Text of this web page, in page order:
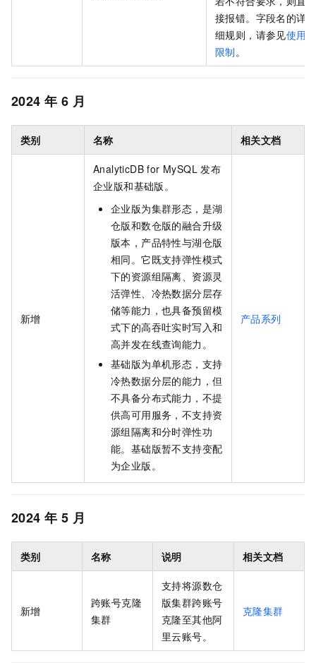
接报错。字段名的详
细规则，请参见使用
限制 。
2024 年 6 月
类别 名称 相关文档
新增
AnalyticDB for MySQL 发布
企业版和基础版。
企业版为集群形态，是湖
仓版和数仓版的融合升级
版本，产品特性与湖仓版
相同。它既支持弹性模式
下的资源组隔离、资源灵
活弹性、冷热数据分层存
储等能力，也具备预留模
式下的高吞吐实时写入和
高并发在线查询能力。
基础版为单机形态，支持
冷热数据分层的能力，但
不具备分布式能力，不提
供高可用服务，不支持资
源组隔离和分时弹性功
能。基础版暂不支持变配
为企业版。
产品系列
2024 年 5 月
类别 名称 说明 相关文档
新增
跨账号克隆
集群
支持将源数仓
版集群跨账号
克隆至其他阿
里云账号。
克隆集群